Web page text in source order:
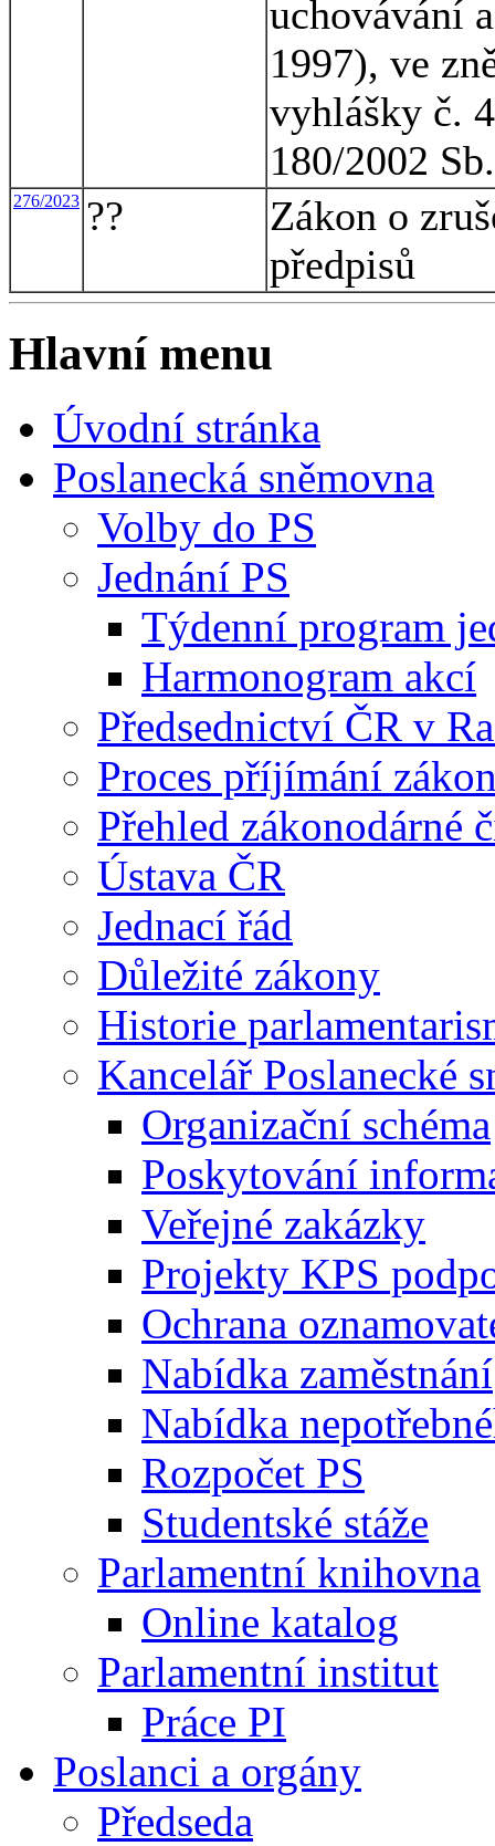
uchovávání
1997), ve
vyhlášky č.
180/2002 Sb.
276/2023 ??
Zákon o
předpisů
Hlavní menu
Úvodní stránka
Poslanecká sněmovna
Volby do PS
Jednání PS
Týdenní program
Harmonogram akcí
Předsednictví ČR v
Proces příjímání
Přehled zákonodárné
Ústava ČR
Jednací řád
Důležité zákony
Historie
Kancelář Poslanecké
Organizační schéma
Poskytování
Veřejné zakázky
Projekty KPS
Ochrana
Nabídka zaměstnání
Nabídka
Rozpočet PS
Studentské stáže
Parlamentní knihovna
Online katalog
Parlamentní institut
Práce PI
Poslanci a orgány
Předseda